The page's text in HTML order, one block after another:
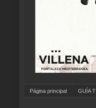
Página principal GUÍA